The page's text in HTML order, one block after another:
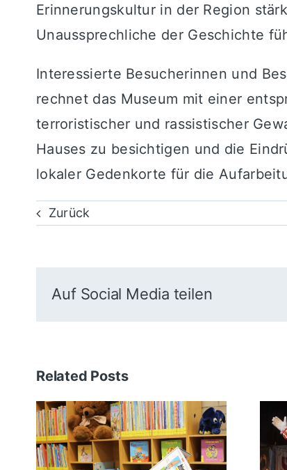
Erinnerungskultur in der Region
Unaussprechliche der Geschichte
Interessierte Besucherinnen und
rechnet das Museum mit einer
terroristischer und rassistischer
Hauses zu besichtigen und die
lokaler Gedenkorte für die
Zurück
Auf Social Media teilen
Related Posts